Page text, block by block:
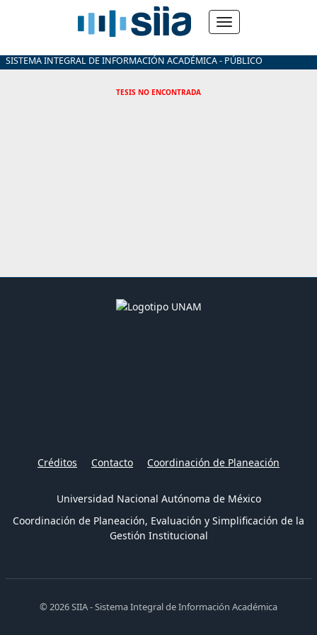
SISTEMA INTEGRAL DE INFORMACIÓN ACADÉMICA - PÚBLICO
TESIS NO ENCONTRADA
Créditos Contacto Coordinación de Planeación
Universidad Nacional Autónoma de México
Coordinación de Planeación, Evaluación y Simplificación de la
Gestión Institucional
© 2026 SIIA - Sistema Integral de Información Académica